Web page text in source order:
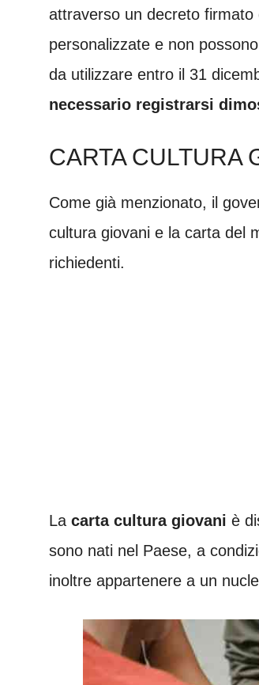
attraverso un decreto
personalizzate e non
da utilizzare entro il 31
necessario registrarsi
CARTA CULTURA
Come già menzionato, il
cultura giovani e la carta del
richiedenti.
La carta cultura giovani è
sono nati nel Paese, a
inoltre appartenere a un